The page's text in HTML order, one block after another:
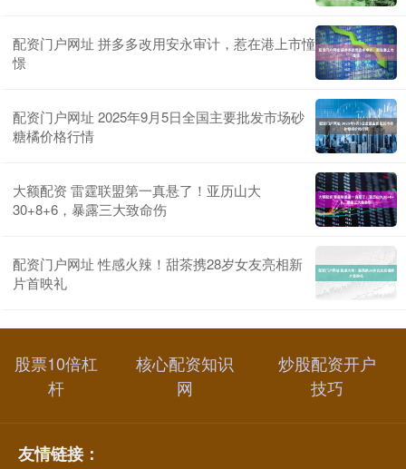
配资门户网址 拼多多改用安永审计，惹在港上市憧
憬
配资门户网址 2025年9月5日全国主要批发市场砂
糖橘价格行情
大额配资 雷霆联盟第一真悬了！亚历山大
30+8+6，暴露三大致命伤
配资门户网址 性感火辣！甜茶携28岁女友亮相新
片首映礼
股票10倍杠
杆
核心配资知识
网
炒股配资开户
技巧
友情链接：